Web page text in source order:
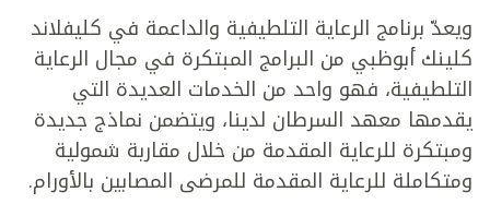
ويعدّ برنامج الرعاية التلطيفية والداعمة في كليفلاند
كلينك أبوظبي من البرامج المبتكرة في مجال الرعاية
التلطيفية، فهو واحد من الخدمات العديدة التي
يقدمها معهد السرطان لدينا، ويتضمن نماذج جديدة
ومبتكرة للرعاية المقدمة من خلال مقاربة شمولية
ومتكاملة للرعاية المقدمة للمرضى المصابين بالأورام.